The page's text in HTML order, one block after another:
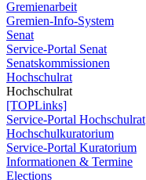
Gremienarbeit
Gremien-Info-System
Senat
Service-Portal Senat
Senatskommissionen
Hochschulrat
Hochschulrat
[TOPLinks]
Service-Portal Hochschulrat
Hochschulkuratorium
Service-Portal Kuratorium
Informationen & Termine
Elections